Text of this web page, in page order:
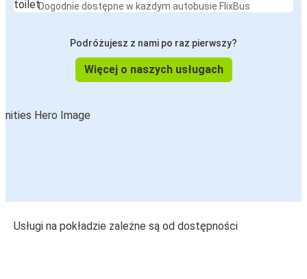
Dogodnie dostępne w każdym autobusie FlixBus
Podróżujesz z nami po raz pierwszy?
Więcej o naszych usługach
Usługi na pokładzie zależne są od dostępności